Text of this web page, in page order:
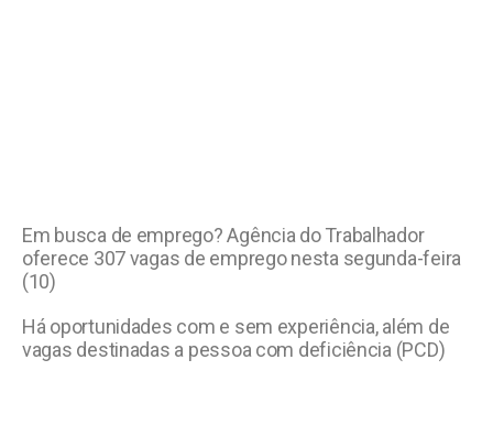
Em busca de emprego? Agência do Trabalhador
oferece 307 vagas de emprego nesta segunda-feira
(10)
Há oportunidades com e sem experiência, além de
vagas destinadas a pessoa com deficiência (PCD)